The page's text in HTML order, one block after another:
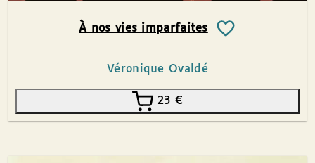
À nos vies imparfaites
Véronique Ovaldé
23 €